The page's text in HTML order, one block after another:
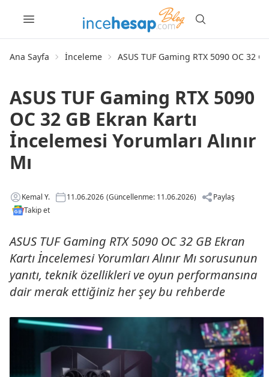
Ana Sayfa İnceleme ASUS TUF Gaming RTX 5090 OC 32
ASUS TUF Gaming RTX 5090
OC 32 GB Ekran Kartı
İncelemesi Yorumları Alınır
Mı
Kemal Y. 11.06.2026 (Güncellenme: 11.06.2026)
Paylaş
Takip et
ASUS TUF Gaming RTX 5090 OC 32 GB Ekran
Kartı İncelemesi Yorumları Alınır Mı sorusunun
yanıtı, teknik özellikleri ve oyun performansına
dair merak ettiğiniz her şey bu rehberde